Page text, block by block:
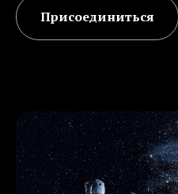
Присоединиться